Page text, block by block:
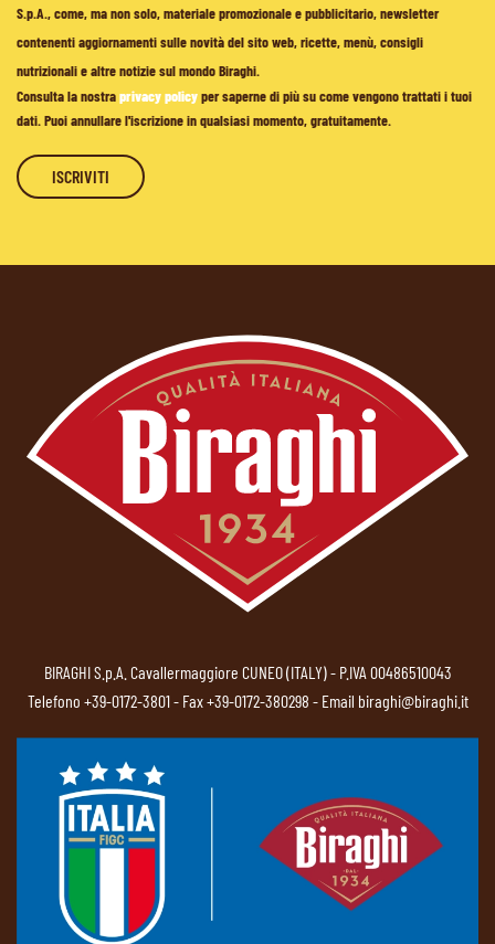
S.p.A., come, ma non solo, materiale promozionale e pubblicitario, newsletter
contenenti aggiornamenti sulle novità del sito web, ricette, menù, consigli
nutrizionali e altre notizie sul mondo Biraghi.
Consulta la nostraprivacy policyper saperne di più su come vengono trattati i tuoi
dati. Puoi annullare l'iscrizione in qualsiasi momento, gratuitamente.
BIRAGHI S.p.A. Cavallermaggiore CUNEO (ITALY) - P.IVA 00486510043
Telefono +39-0172-3801- Fax +39-0172-380298 - Email biraghi@biraghi.it